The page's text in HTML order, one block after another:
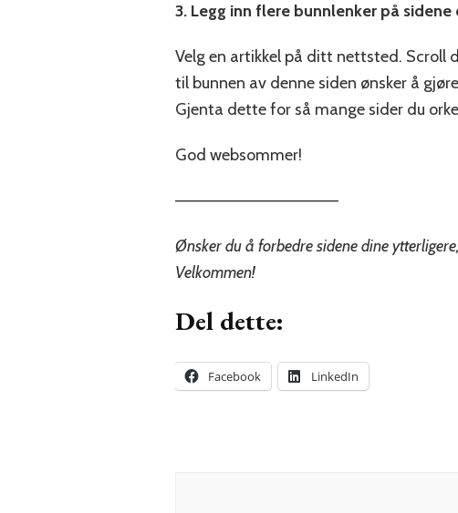
3. Legg inn flere bunnlenker på sidene
Velg en artikkel på ditt nettsted. Scroll
til bunnen av denne siden ønsker å
Gjenta dette for så mange sider du
God websommer!
—————————————–
Ønsker du å forbedre sidene dine
Velkommen!
Del dette:
Facebook LinkedIn